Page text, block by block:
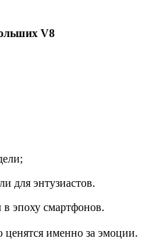
V8
для энтузиастов.
эпоху смартфонов.
именно за эмоции.